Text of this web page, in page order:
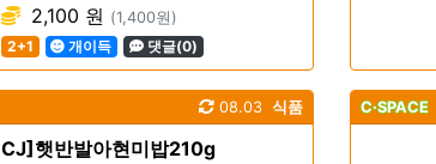
2,100 원 (1,400원)
2+1
개이득 댓글(0)
식품
08.03
CJ]햇반발아현미밥210g
C·SPACE